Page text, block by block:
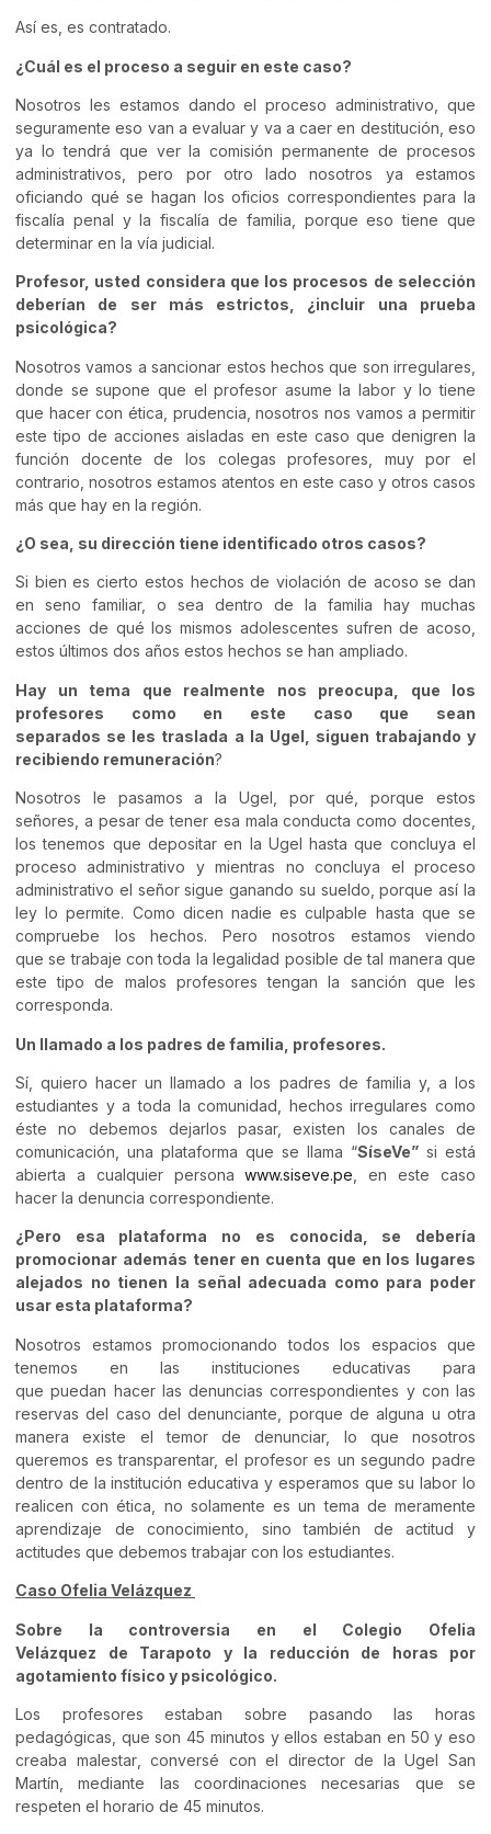
Así es, es contratado.
¿Cuál es el proceso a seguir en este caso?
Nosotros les estamos dando el proceso administrativo, que
seguramente eso van a evaluar y va a caer en destitución ,eso
ya lo tendrá que ver lacomisión permanente de procesos
administrativos, pero por otro lado nosotros ya estamos
oficiando qué se hagan los oficios correspondientes para la
fiscalía penal y la fiscalía de familia, porque eso tiene que
determinar en la vía judicial.
Profesor, usted considera que los procesos de selección
deberían de ser más estrictos, ¿incluir una prueba
psicológica?
Nosotros vamos a sancionar estos hechos que son irregulares,
donde se supone que el profesor asume la labor y lo tiene
que hacer con ética, prudencia , nosotros nos vamos a permitir
este tipo de acciones aisladas en este caso que denigren la
función docente de los colegas profesores, muy por el
contrario, nosotros estamos atentos en este caso y otros casos
más que hay en la región.
¿O sea, su dirección tiene identificado otros casos?
Si bien es cierto estos hechos de violación de acosose dan
en seno familiar, o sea dentro de la familia hay muchas
acciones de qué los mismos adolescentes sufren de acoso,
estos últimos dos años estos hechos se han ampliado.
Hay un tema que realmente nos preocupa , que los
profesores como en este caso que sean
separados se les traslada a la Ugel siguen trabajando y
recibiendo remuneración?
Nosotros le pasamos a la Ugel, por qué, porque estos
señores, a pesar de tener esa mala conducta como docentes,
los tenemos que depositar en la Ugel hasta que concluya el
proceso administrativo y mientras no concluya el proceso
administrativo el señor sigue ganando su sueldo, porque así la
ley lo permite. Como dicen nadie es culpable hasta que se
compruebe los hechos. Pero nosotros estamos viendo
que se trabaje con toda la legalidad posible de tal manera que
este tipo de malos profesores tengan la sanción que les
corresponda.
Un llamado a los padres de familia, profesores.
Sí, quiero hacer un llamado a los padres de familia y, a los
estudiantes y a toda la comunidad, hechosirregulares como
éste no debemos dejarlos pasar, existen los canales de
comunicación, una plataforma que se llama “SíseVe” si está
abierta a cualquier personawww.siseve.pe ,en este caso
hacer la denuncia correspondiente.
¿Pero esa plataforma no es conocida, se debería
promocionar además tener en cuenta que en los lugares
alejados no tienen la señal adecuada como para poder
usar esta plataforma?
Nosotros estamos promocionando todos los espacios que
tenemos en las instituciones educativas para
quepuedan hacer las denuncias correspondientes y con las
reservas del caso del denunciante, porque de alguna u otra
manera existe el temor de denunciar, lo que nosotros
queremos es transparentar, el profesores un segundo padre
dentro de la institución educativa y esperamos que su labor lo
realicen con ética
no solamente es un tema de meramente
aprendizaje de conocimiento, sino también de actitud y
actitudes que debemos trabajar con los estudiantes.
Caso Ofelia Velázquez
Sobre la controversia en el Colegio Ofelia
Velázquez de Tarapoto yla reducción de horas por
agotamiento físico y psicológico.
Los profesores estaban sobre pasando las horas
pedagógicas, queson 45 minutos y ellos estaban en 50 y eso
creaba malestar,conversé con el director de la Ugel San
Martín, mediante las coordinaciones necesarias que se
respeten el horario de 45 minutos.